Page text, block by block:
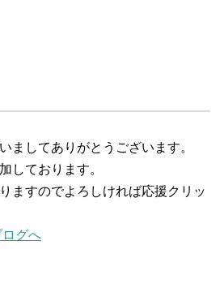
ましてありがとうございます。
しております。
ますのでよろしければ応援クリッ